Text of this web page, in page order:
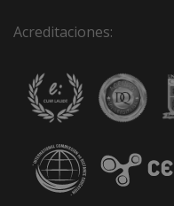
Acreditaciones: